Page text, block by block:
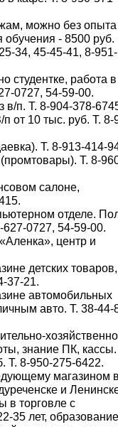
можно без опыта
- 8500 руб.
34, 45-45-41, 8-
работа в
0727, 54-59-00.
в/п. Т. 8-904-378-
от 10 тыс. руб. Т. 8-
Т. 8-913-414-
Т. 8-
салоне,
отделе.
627-0727, 54-59-00.
центр и
детских
37-21.
автомобильных
авто. Т. 38-44-
знание ПК, кассы.
Т. 8-950-275-6422.
магазином
и
в торговле с
35 лет,